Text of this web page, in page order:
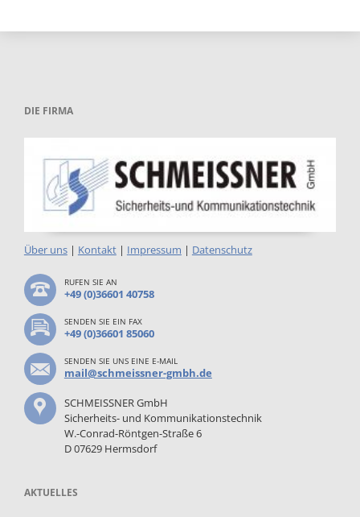
DIE FIRMA
Über uns| Kontakt| Impressum | Datenschutz
RUFEN SIE AN
+49 (0)36601 40758
SENDEN SIE EIN FAX
+49 (0)36601 85060
SENDEN SIE UNS EINE E-MAIL
mail@schmeissner-gmbh.de
SCHMEISSNER GmbH
Sicherheits- und Kommunikationstechnik
W.-Conrad-Röntgen-Straße 6
D 07629 Hermsdorf
AKTUELLES